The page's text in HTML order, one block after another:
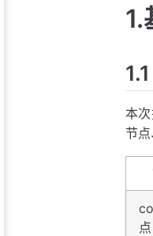
1.
本
节
点